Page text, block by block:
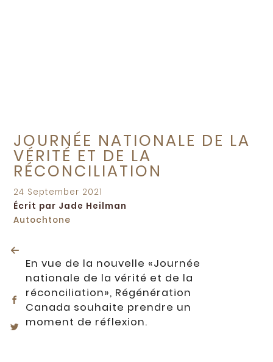
JOURNÉE NATIONALE DE LA
VÉRITÉ ET DE LA
RÉCONCILIATION
Posted
on
24 September 2021
Écrit par Jade Heilman
Autochtone
En vue de la nouvelle «Journée
nationale de la vérité et de la
réconciliation», Régénération
Canada souhaite prendre un
moment de réflexion.